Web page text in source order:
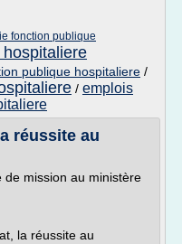
fonction publique
publique hospitaliere /
/ emplois
réussite au
mission au ministère
la réussite au